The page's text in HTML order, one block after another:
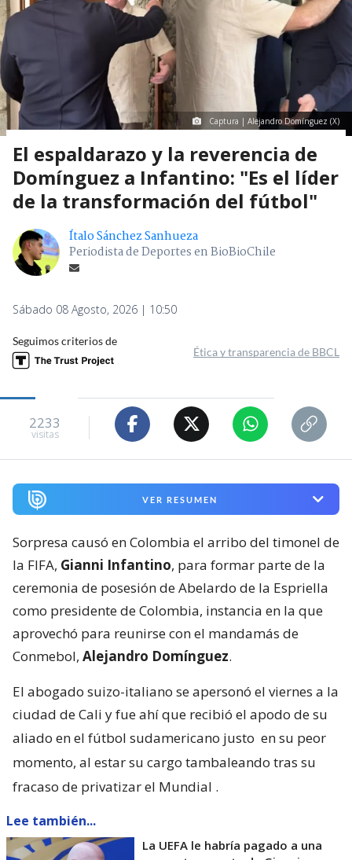
Captura | Alejandro Domínguez (X)
El espaldarazo y la reverencia de
Domínguez a Infantino: "Es el líder
de la transformación del fútbol"
Ítalo Sánchez Sanhueza
Periodista de Deportes en BioBioChile
Sábado 08 Agosto, 2026 | 10:50
Seguimos criterios de
Ética y transparencia de BBCL
2233
visitas
VER RESUMEN
Sorpresa causó en Colombia el arribo del timonel de
la FIFA, Gianni Infantino, para formar parte de la
ceremonia de posesión de Abelardo de la Espriella
como presidente de Colombia, instancia en la que
aprovechó para reunirse con el mandamás de
Conmebol, Alejandro Domínguez.
El abogado suizo-italiano se apersonó el viernes a la
ciudad de Cali y fue ahí que recibió el apodo de su
aliado en el fútbol sudamericano justo en su peor
momento, al estar su cargo tambaleando tras su
fracaso de privatizar el Mundial .
Lee también...
La UEFA le habría pagado a una